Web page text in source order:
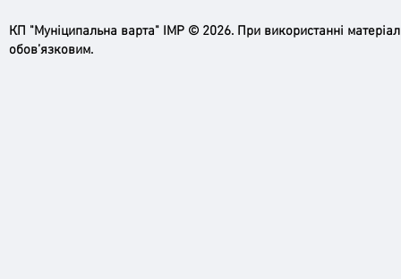
КП "Муніципальна варта" ІМР © 2026. При використанні
обов’язковим.